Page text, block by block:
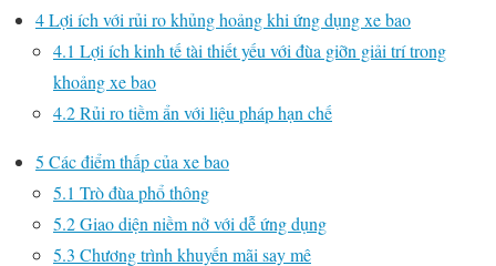
4Lợi ích với rủi ro khủng hoảng khi ứng dụng xe bao
4.1 Lợi ích kinh tế tài thiết yếu với đùa giỡn giải trí trong
khoảng xe bao
4.2Rủi ro tiềm ẩn với liệu pháp hạn chế
5 Các điểm thấp của xe bao
5.1 Trò đùa phổ thông
5.2Giao diện niềm nở với dễ ứng dụng
5.3 Chương trình khuyến mãi say mê